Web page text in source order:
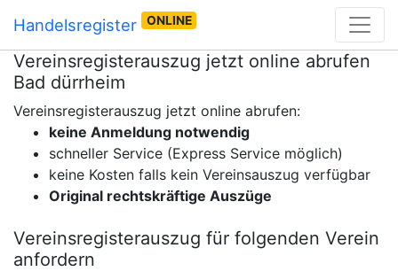
Handelsregister ONLINE
Vereinsregisterauszug jetzt online abrufen
Bad dürrheim
Vereinsregisterauszug jetzt online abrufen:
keine Anmeldung notwendig
schneller Service (Express Service möglich)
keine Kosten falls kein Vereinsauszug verfügbar
Original rechtskräftige Auszüge
Vereinsregisterauszug für folgenden Verein
anfordern